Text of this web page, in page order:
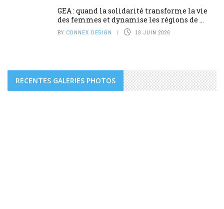
GEA : quand la solidarité transforme la vie
des femmes et dynamise les régions de ...
BY CONNEX DESIGN 18 JUIN 2026
RECENTES GALERIES PHOTOS